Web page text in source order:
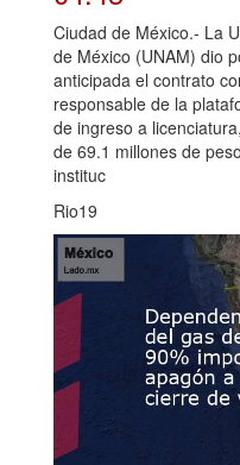
Ciudad de México.- La
de México (UNAM) dio
anticipada el contrato
responsable de la
de ingreso a
de 69.1 millones de
instituc
Rio19